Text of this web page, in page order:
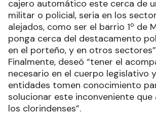
cajero automático este cerca de
militar o policial, seria en los
alejados, como ser el barrio 1º de
ponga cerca del destacamento
en el porteño, y en otros
Finalmente, deseó “tener el
necesario en el cuerpo legislativo
entidades tomen conocimiento
solucionar este inconveniente
los clorindenses”.